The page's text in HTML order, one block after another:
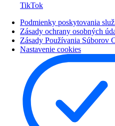
TikTok
Podmienky poskytovania
Zásady ochrany osobných
Zásady Používania Súborov
Nastavenie cookies